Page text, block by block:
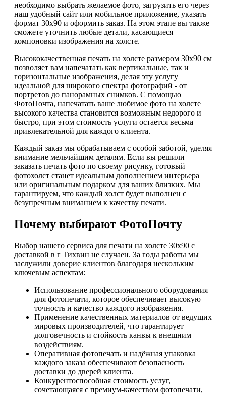
необходимо выбрать желаемое фото, загрузить его через
наш удобный сайт или мобильное приложение, указать
формат 30х90 и оформить заказ. На этом этапе вы также
сможете уточнить любые детали, касающиеся
компоновки изображения на холсте.
Высококачественная печать на холсте размером 30х90 см
позволяет вам напечатать как вертикальные, так и
горизонтальные изображения, делая эту услугу
идеальной для широкого спектра фотографий - от
портретов до панорамных снимков. С помощью
ФотоПочта, напечатать ваше любимое фото на холсте
высокого качества становится возможным недорого и
быстро, при этом стоимость услуги остается весьма
привлекательной для каждого клиента.
Каждый заказ мы обрабатываем с особой заботой, уделяя
внимание мельчайшим деталям. Если вы решили
заказать печать фото по своему рисунку, готовый
фотохолст станет идеальным дополнением интерьера
или оригинальным подарком для ваших близких. Мы
гарантируем, что каждый холст будет выполнен с
безупречным вниманием к качеству печати.
Почему выбирают ФотоПочту
Выбор нашего сервиса для печати на холсте 30х90 с
доставкой в г Тихвин не случаен. За годы работы мы
заслужили доверие клиентов благодаря нескольким
ключевым аспектам:
Использование профессионального оборудования
для фотопечати, которое обеспечивает высокую
точность и качество каждого изображения.
Применение качественных материалов от ведущих
мировых производителей, что гарантирует
долговечность и стойкость канвы к внешним
воздействиям.
Оперативная фотопечать и надёжная упаковка
каждого заказа обеспечивают безопасность
доставки до дверей клиента.
Конкурентоспособная стоимость услуг,
сочетающаяся с премиум-качеством фотопечати,